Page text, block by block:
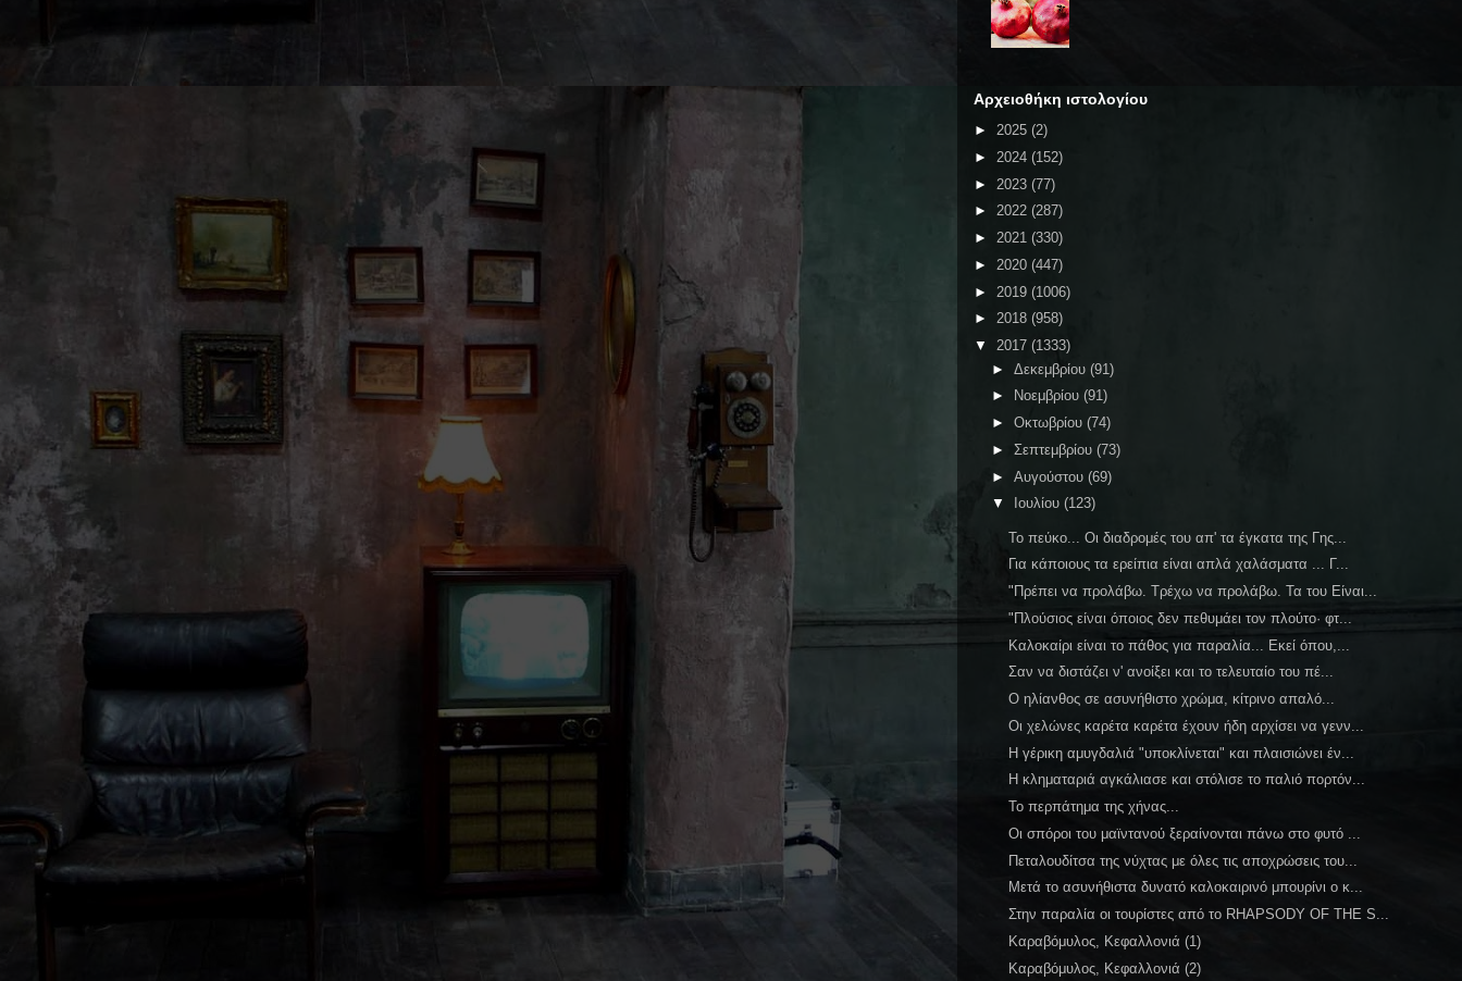
Αρχειοθήκη ιστολογίου
► 2025 (2)
► 2024 (152)
► 2023 (77)
► 2022 (287)
► 2021 (330)
► 2020 (447)
► 2019 (1006)
► 2018 (958)
▼ 2017 (1333)
► Δεκεμβρίου (91)
►
Νοεμβρίου (91)
► Οκτωβρίου (74)
► Σεπτεμβρίου (73)
► Αυγούστου (69)
▼
Ιουλίου (123)
Το πεύκο... Οι διαδρομές του απ' τα έγκατα της Γης...
Για κάποιους τα ερείπια είναι απλά χαλάσματα ... Γ...
"Πρέπει να προλάβω. Τρέχω να προλάβω. Τα του Είναι...
"Πλούσιος είναι όποιος δεν πεθυμάει τον πλούτο· φτ...
Καλοκαίρι είναι το πάθος για παραλία... Εκεί όπου,...
Σαν να διστάζει ν' ανοίξει και το τελευταίο του πέ...
Ο ηλίανθος σε ασυνήθιστο χρώμα, κίτρινο απαλό...
Οι χελώνες καρέτα καρέτα έχουν ήδη αρχίσει να γενν...
Η γέρικη αμυγδαλιά "υποκλίνεται" και πλαισιώνει έν...
Η κληματαριά αγκάλιασε και στόλισε το παλιό πορτόν...
Το περπάτημα της χήνας...
Οι σπόροι του μαϊντανού ξεραίνονται πάνω στο φυτό ...
Πεταλουδίτσα της νύχτας με όλες τις αποχρώσεις του...
Μετά το ασυνήθιστα δυνατό καλοκαιρινό μπουρίνι ο κ...
Στην παραλία οι τουρίστες από το RHAPSODY OF THE S...
Καραβόμυλος, Κεφαλλονιά (1)
Καραβόμυλος, Κεφαλλονιά (2)